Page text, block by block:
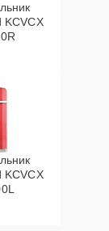
KCVCX
KCVCX